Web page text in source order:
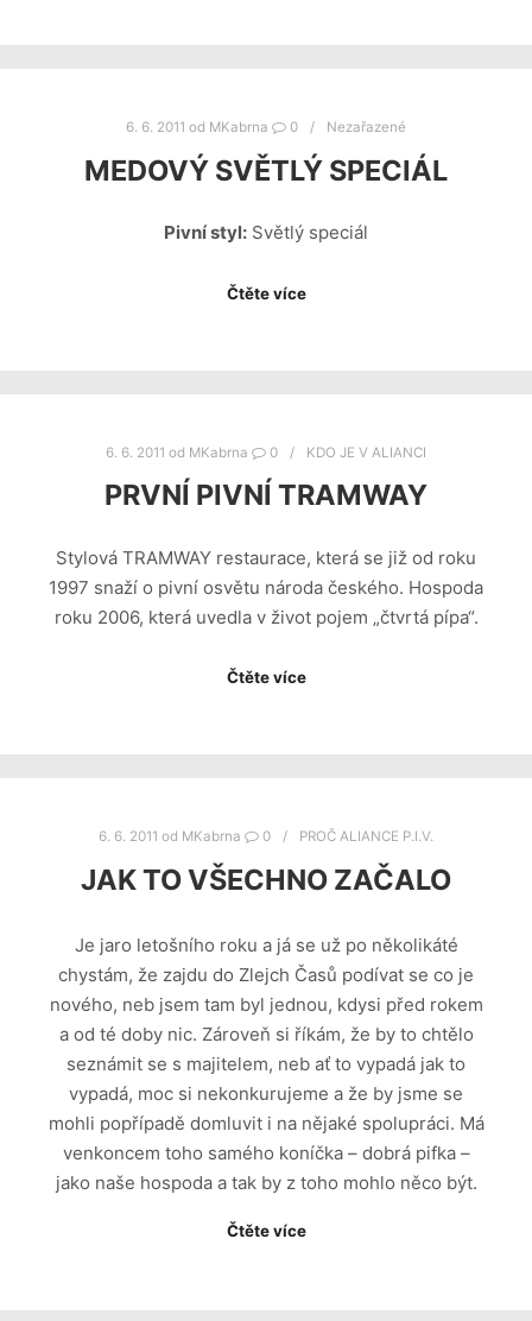
6. 6. 2011 od MKabrna 0 Nezařazené
MEDOVÝ SVĚTLÝ SPECIÁL
Pivní styl: Světlý speciál
Čtěte více
6. 6. 2011 od MKabrna 0 KDO JE V ALIANCI
PRVNÍ PIVNÍ TRAMWAY
Stylová TRAMWAY restaurace, která se již od roku
1997 snaží o pivní osvětu národa českého. Hospoda
roku 2006, která uvedla v život pojem „čtvrtá pípa“.
Čtěte více
6. 6. 2011 od MKabrna 0 PROČ ALIANCE P.I.V.
JAK TO VŠECHNO ZAČALO
Je jaro letošního roku a já se už po několikáté
chystám, že zajdu do Zlejch Časů podívat se co je
nového, neb jsem tam byl jednou, kdysi před rokem
a od té doby nic. Zároveň si říkám, že by to chtělo
seznámit se s majitelem, neb ať to vypadá jak to
vypadá, moc si nekonkurujeme a že by jsme se
mohli popřípadě domluvit i na nějaké spolupráci. Má
venkoncem toho samého koníčka – dobrá pifka –
jako naše hospoda a tak by z toho mohlo něco být.
Čtěte více